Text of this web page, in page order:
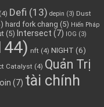
(4) Defi (13) depin (3) Dust
hard fork chang (5) Hiến Pháp
(5) Intersect (7) IOG (3)
nft (4) NIGHT (6)
Catalyst (4) Quản Trị
(7) tài chính